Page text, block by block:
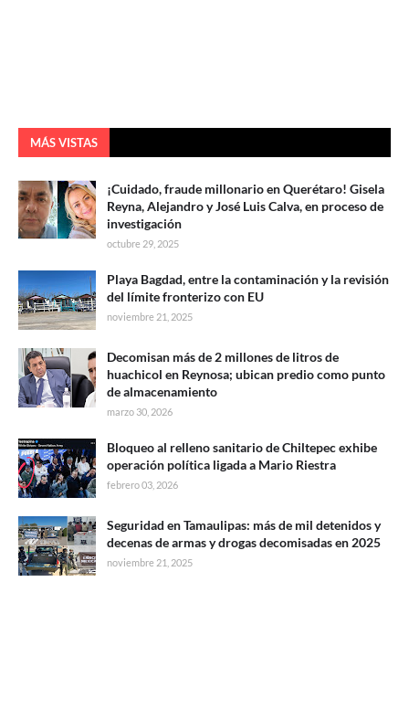
MÁS VISTAS
¡Cuidado, fraude millonario en Querétaro! Gisela
Reyna, Alejandro y José Luis Calva, en proceso de
investigación
octubre 29, 2025
Playa Bagdad, entre la contaminación y la revisión
del límite fronterizo con EU
noviembre 21, 2025
Decomisan más de 2 millones de litros de
huachicol en Reynosa; ubican predio como punto
de almacenamiento
marzo 30, 2026
Bloqueo al relleno sanitario de Chiltepec exhibe
operación política ligada a Mario Riestra
febrero 03, 2026
Seguridad en Tamaulipas: más de mil detenidos y
decenas de armas y drogas decomisadas en 2025
noviembre 21, 2025